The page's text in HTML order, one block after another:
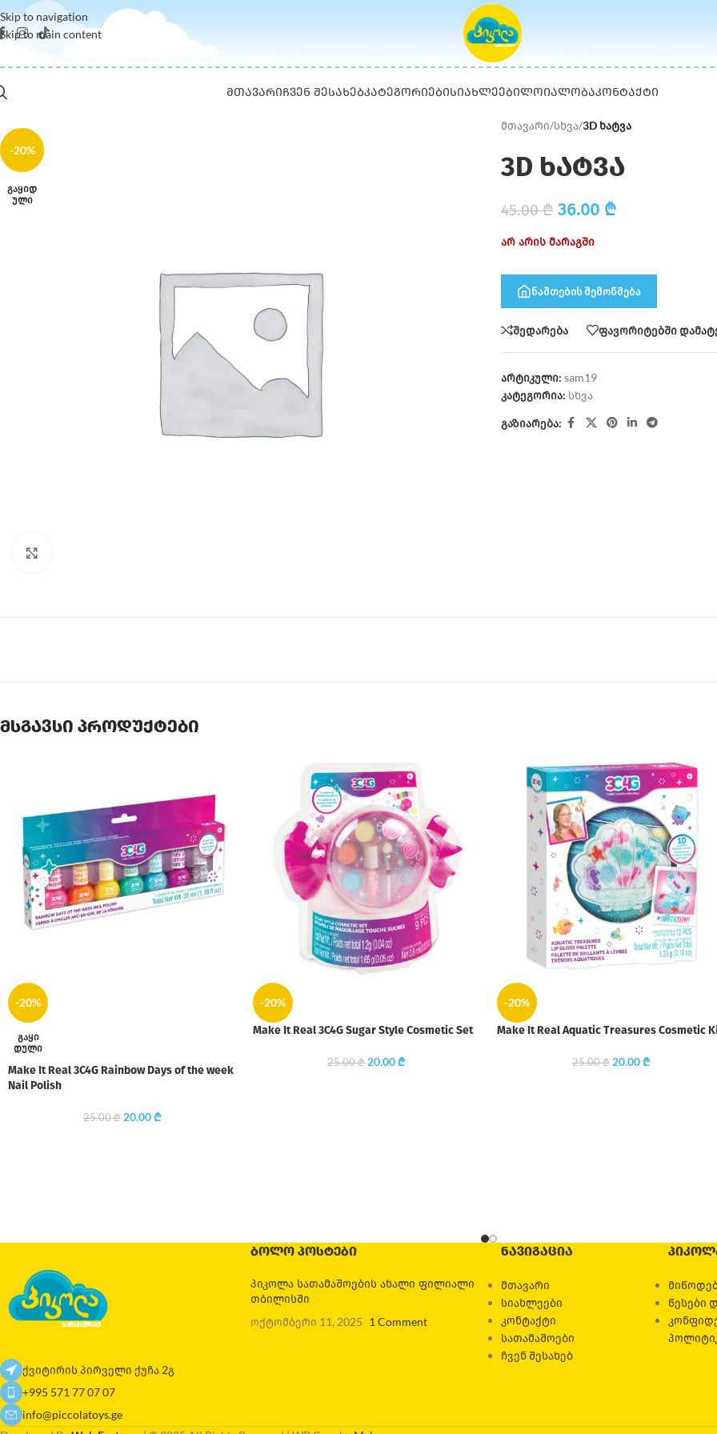
Skip to navigation
Skip to main content
ᲛᲗᲐᲕᲐᲠᲘᲩᲕᲔᲜ ᲨᲔᲡᲐᲮᲔᲑᲙᲐᲢᲔᲒᲝᲠᲘᲔᲑᲘᲡᲘᲐᲮᲚᲔᲔᲑᲘᲚᲝᲘᲐᲚᲝᲑᲐᲙᲝᲜᲢᲐᲥᲢᲘ
-20%
ᲒᲐᲧᲘᲓ
ᲣᲚᲘ
მთავარი/სხვა/3D ხატვა
3D ხატვა
45.00₾ 36.00 ₾
არ არის მარაგში
ნაშთების შემოწმება
შედარება ფავორიტებში
არტიკული: sam19
კატეგორია: სხვა
გაზიარება:
მსგავსი პროდუქტები
-20%
ᲒᲐᲧᲘ
ᲓᲣᲚᲘ
Make It Real 3C4G Rainbow Days of the week
Nail Polish
25.00₾ 20.00₾
-20%
Make It Real 3C4G Sugar Style Cosmetic Set
25.00₾ 20.00₾
-20%
Make It Real Aquatic Treasures Cosmetic
25.00₾ 20.00₾
ქვიტირის პირველი ქუჩა 2გ
+995 571 77 07 07
info@piccolatoys.ge
ᲑᲝᲚᲝ ᲞᲝᲡᲢᲔᲑᲘ
პიკოლა სათამაშოების ახალი ფილიალი
თბილისში
ოქტომბერი 11, 2025 1 Comment
ᲜᲐᲕᲘᲒᲐᲪᲘᲐ
მთავარი
სიახლეები
კონტაქტი
სათამაშოები
ჩვენ შესახებ
წესები